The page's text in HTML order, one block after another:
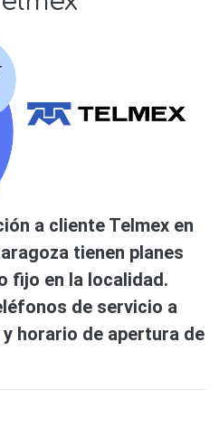
a cliente Telmex en
tienen planes
fijo en la localidad.
de servicio a
horario de apertura de